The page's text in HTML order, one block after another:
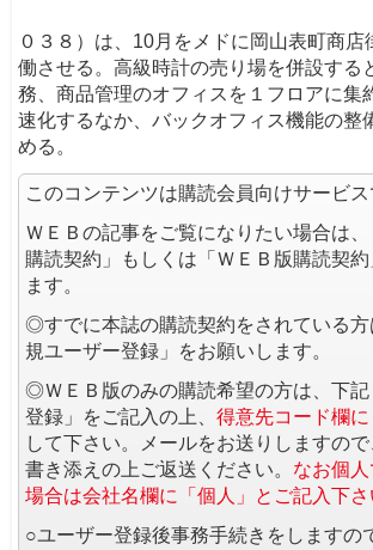
０３８）は、10月をメドに岡山表町商店
働させる。高級時計の売り場を併設する
務、商品管理のオフィスを１フロアに集
速化するなか、バックオフィス機能の整
める。
このコンテンツは購読会員向けサービス
ＷＥＢの記事をご覧になりたい場合は、
購読契約」もしくは「ＷＥＢ版購読契約
ます。
◎すでに本誌の購読契約をされている
規ユーザー登録」をお願いします。
◎ＷＥＢ版のみの購読希望の方は、下記
登録」をご記入の上、 得意先コード欄に
して下さい。メールをお送りしますの
書き添えの上ご返送ください。 なお個
場合は会社名欄に「個人」とご記入下さ
○ユーザー登録後事務手続きをしますの